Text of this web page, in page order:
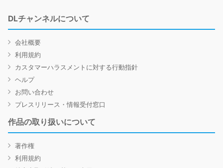
DLチャンネルについて
会社概要
利用規約
カスタマーハラスメントに対する行動指針
ヘルプ
お問い合わせ
プレスリリース・情報受付窓口
作品の取り扱いについて
著作権
利用規約